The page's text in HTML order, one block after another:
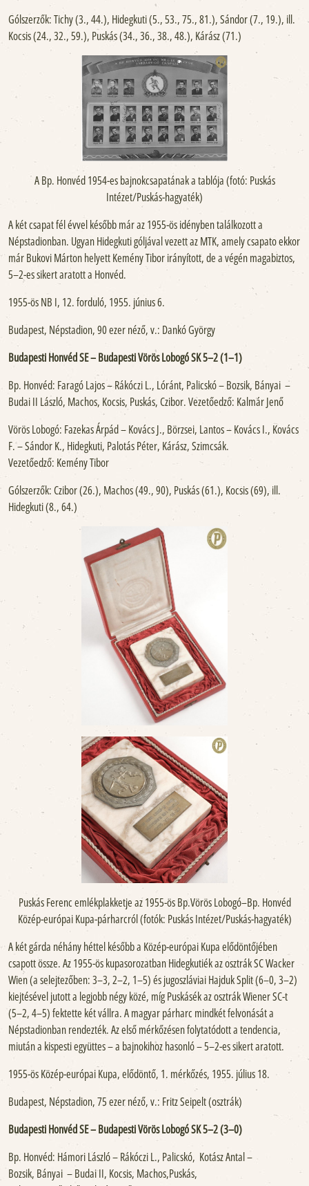
Gólszerzők: Tichy (3., 44.), Hidegkuti (5., 53., 75., 81.), Sándor (7., 19.), ill.
Kocsis (24., 32., 59.), Puskás (34., 36., 38., 48.), Kárász (71.)
A Bp. Honvéd 1954-es bajnokcsapatának a tablója (fotó: Puskás
Intézet/Puskás-hagyaték)
A két csapat fél évvel később már az 1955-ös idényben találkozott a
Népstadionban. Ugyan Hidegkuti góljával vezett az MTK, amely csapato ekkor
már Bukovi Márton helyett Kemény Tibor irányított, de a végén magabiztos,
5–2-es sikert aratott a Honvéd.
1955-ös NB I, 12. forduló, 1955. június 6.
Budapest, Népstadion, 90 ezer néző, v.: Dankó György
Budapesti Honvéd SE – Budapesti Vörös Lobogó SK 5–2 (1–1)
Bp. Honvéd: Faragó Lajos – Rákóczi L., Lóránt, Palicskó – Bozsik, Bányai –
Budai II László, Machos, Kocsis, Puskás, Czibor. Vezetőedző: Kalmár Jenő
Vörös Lobogó: Fazekas Árpád – Kovács J., Börzsei, Lantos – Kovács I., Kovács
F. – Sándor K., Hidegkuti, Palotás Péter, Kárász, Szimcsák.
Vezetőedző: Kemény Tibor
Gólszerzők: Czibor (26.), Machos (49., 90), Puskás (61.), Kocsis (69), ill.
Hidegkuti (8., 64.)
Puskás Ferenc emlékplakketje az 1955-ös Bp.Vörös Lobogó–Bp. Honvéd
Közép-európai Kupa-párharcról (fotók: Puskás Intézet/Puskás-hagyaték)
A két gárda néhány héttel később a Közép-európai Kupa elődöntőjében
csapott össze. Az 1955-ös kupasorozatban Hidegkutiék az osztrák SC Wacker
Wien (a selejtezőben: 3–3, 2–2, 1–5) és jugoszláviai Hajduk Split (6–0, 3–2)
kiejtésével jutott a legjobb négy közé, míg Puskásék az osztrák Wiener SC-t
(5–2, 4–5) fektette két vállra. A magyar párharc mindkét felvonását a
Népstadionban rendezték. Az első mérkőzésen folytatódott a tendencia,
miután a kispesti együttes – a bajnokihoz hasonló – 5–2-es sikert aratott.
1955-ös Közép-európai Kupa, elődöntő, 1. mérkőzés, 1955. július 18.
Budapest, Népstadion, 75 ezer néző, v.: Fritz Seipelt (osztrák)
Budapesti Honvéd SE – Budapesti Vörös Lobogó SK 5–2 (3–0)
Bp. Honvéd: Hámori László – Rákóczi L., Palicskó, Kotász Antal –
Bozsik, Bányai – Budai II, Kocsis, Machos,Puskás,